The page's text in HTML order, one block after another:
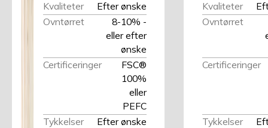
Kvaliteter
Efter ønske
Ovntørret
8-10% -
eller efter
ønske
Certificeringer
FSC®
100%
eller
PEFC
Tykkelser
Efter ønske
Kvaliteter
Ovntørret
Certificeringer
Tykkelser